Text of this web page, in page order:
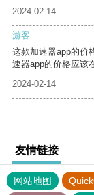
2024-02-14
游客
这款加速器app的价
速器app的价格应该
2024-02-14
友情链接
网站地图